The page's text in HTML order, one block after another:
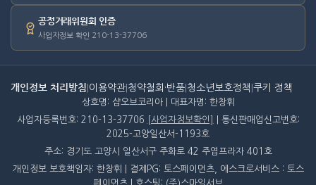
공정거래위원회 인증
사업자정보 확인 210-13-37706
개인정보 처리방침 이용약관 청약철회·반품 청소년보호정책 쿠키 정책
상호명: 샵오브코리아 | 대표자명: 한창휘
사업자등록번호: 210-13-37706
[사업자정보확인]
| 통신판매업신고번호:
2025-고양일산서-1193호
주소: 경기도 고양시 일산서구 주화로 42 주엽프라자 401호
개인정보 보호책임자: 한창휘 | 결제PG: 토스페이먼츠, 에스크로서비스 : 토스